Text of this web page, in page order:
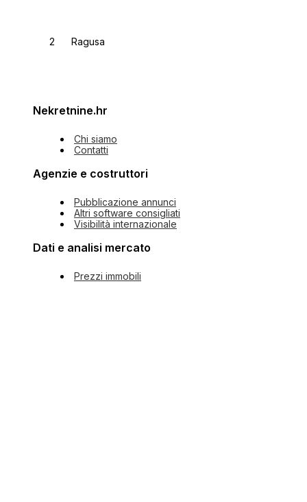
Ragusa
Nekretnine.hr
Chi siamo
Contatti
Agenzie e costruttori
Pubblicazione annunci
Altri software consigliati
Visibilità internazionale
Dati e analisi mercato
Prezzi immobili